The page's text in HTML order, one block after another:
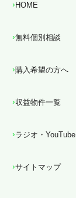
HOME
無料個別相談
購入希望の方へ
収益物件一覧
ラジオ・YouTube
サイトマップ